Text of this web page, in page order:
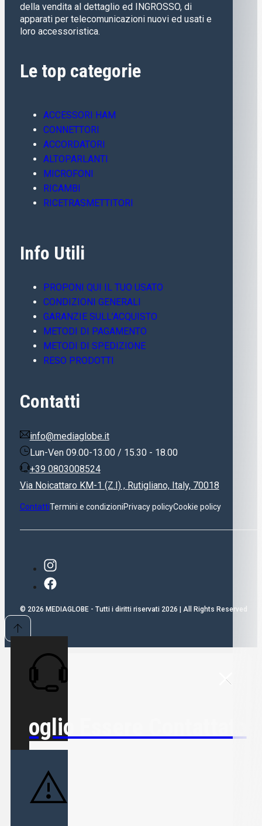
della vendita al dettaglio ed INGROSSO, di
apparati per telecomunicazioni nuovi ed usati e
loro accessoristica.
Le top categorie
ACCESSORI HAM
CONNETTORI
ACCORDATORI
ALTOPARLANTI
MICROFONI
RICAMBI
RICETRASMETTITORI
Info Utili
PROPONI QUI IL TUO USATO
CONDIZIONI GENERALI
GARANZIE SULL’ACQUISTO
METODI DI PAGAMENTO
METODI DI SPEDIZIONE
RESO PRODOTTI
Contatti
info@mediaglobe.it
Lun-Ven 09.00-13.00 / 15.30 - 18.00
+39 0803008524
Via Noicattaro KM-1 (Z.I) , Rutigliano, Italy, 70018
ContattiTermini e condizioniPrivacy policyCookie policy
© 2026 MEDIAGLOBE - Tutti i diritti riservati 2026 | All Rights Reserved
Voglio Essere Contattato